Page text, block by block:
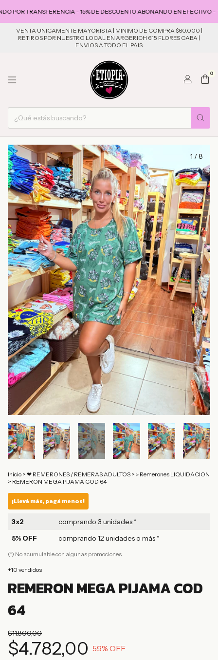
TRANSFERENCIA - 15% DE DESCUENTO ABONANDO EN EFECTIVO -
VENTA UNICAMENTE MAYORISTA | MINIMO DE COMPRA $60.000 |
RETIROS POR NUESTRO LOCAL EN ARGERICH 615 FLORES CABA |
ENVIOS A TODO EL PAIS
0
1 /8
Inicio > ❤︎ REMERONES / REMERAS ADULTOS > ▹ Remerones LIQUIDACION
> REMERON MEGA PIJAMA COD 64
¡Llevá más, pagá menos!
3x2
comprando 3 unidades *
5% OFF
comprando 12 unidades o más *
(*) No acumulable con algunas promociones
+10 vendidos
REMERON MEGA PIJAMA COD
64
$11.800,00
$4.782,00 59% OFF